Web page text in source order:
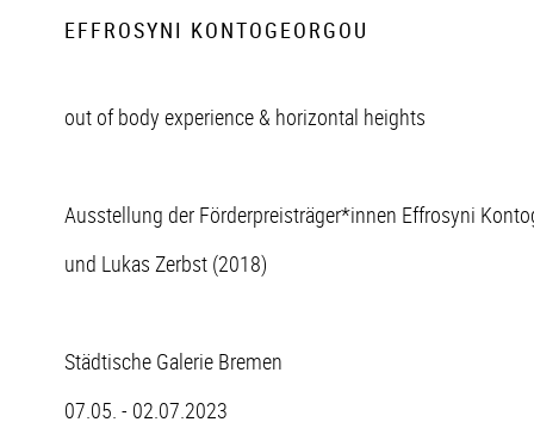
EFFROSYNI KONTOGEORGOU
out of body experience & horizontal heights
Ausstellung der Förderpreisträger*innen Effrosyni
und Lukas Zerbst (2018)
Städtische Galerie Bremen
07.05. - 02.07.2023